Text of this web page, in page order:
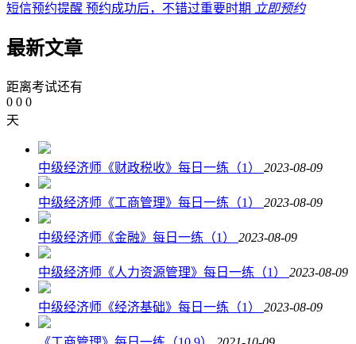
短信预约提醒 预约成功后，不错过重要时期 立即预约
最新文章
距离考试还有
0 0 0
天
中级经济师《财政税收》每日一练（1） 2023-08-09
中级经济师《工商管理》每日一练（1） 2023-08-09
中级经济师《金融》每日一练（1） 2023-08-09
中级经济师《人力资源管理》每日一练（1） 2023-08-09
中级经济师《经济基础》每日一练（1） 2023-08-09